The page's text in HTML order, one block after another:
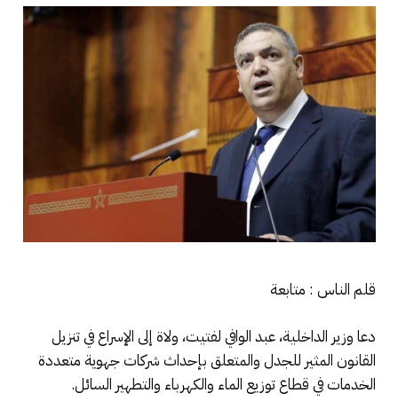
قلم الناس : متابعة
دعا وزير الداخلية، عبد الوافي لفتيت، ولاة إلى الإسراع في تنزيل
القانون المثير للجدل والمتعلق بإحداث شركات جهوية متعددة
الخدمات في قطاع توزيع الماء والكهرباء والتطهير السائل.